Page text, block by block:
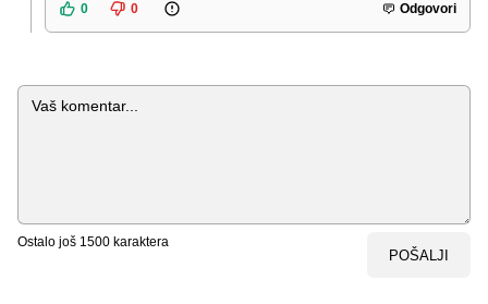
0 0 Odgovori
Komentar
Ostalo još 1500 karaktera
POŠALJI